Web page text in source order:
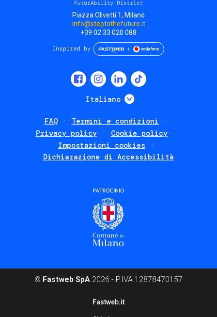
Piazza Olivetti 1, Milano
info@steptothefuture.it
+39 02 33 020 088
Italiano Mostra ulteriori
FAQ
Termini e condizioni
Privacy policy
Cookie policy
Impostazioni cookies
Dichiarazione di Accessibilità
© Fastweb SpA 2026 - P.IVA 12878470157
Fastweb.it